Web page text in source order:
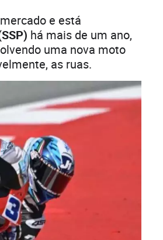
e está
há mais de um ano,
uma nova moto
as ruas.